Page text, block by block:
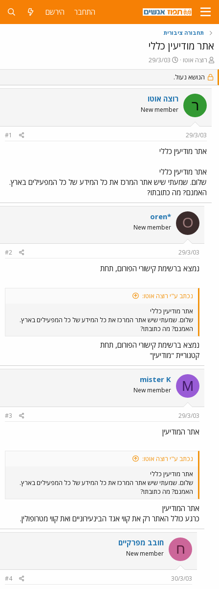
התחבר הירשם
תחבורה ציבורית
אתר מודיעין כללי
פ
ו
ת
ח
נ
רוצה אוטו
פ
ו
ס
ם
ב
ת
ך
29/3/03
הנושא נעול.
ר רוצה אוטו
New member
29/3/03
#1
אתר מודיעין כללי
אתר מודיעין כללי
שלום. שמעתי שיש אתר המרכז את כל המידע של כל המפעילים בארץ.
האמנם? מה כתובתו?
O
oren*
New member
29/3/03
#2
נמצא ברשימת קישורי הפורום, תחת
נכתב ע"י רוצה אוטו:
אתר מודיעין כללי
שלום. שמעתי שיש אתר המרכז את כל המידע של כל המפעילים בארץ.
האמנם? מה כתובתו?
נמצא ברשימת קישורי הפורום, תחת
קטגוריית "מודיעין"
M
mister K
New member
29/3/03
#3
אתר המודיעין
נכתב ע"י רוצה אוטו:
אתר מודיעין כללי
שלום. שמעתי שיש אתר המרכז את כל המידע של כל המפעילים בארץ.
האמנם? מה כתובתו?
אתר המודיעין
כרגע כולל האתר רק את קווי אגד הבינעירוניים ואת קווי מטרופולין.
ח חובב מפרקיים
New member
30/3/03
#4